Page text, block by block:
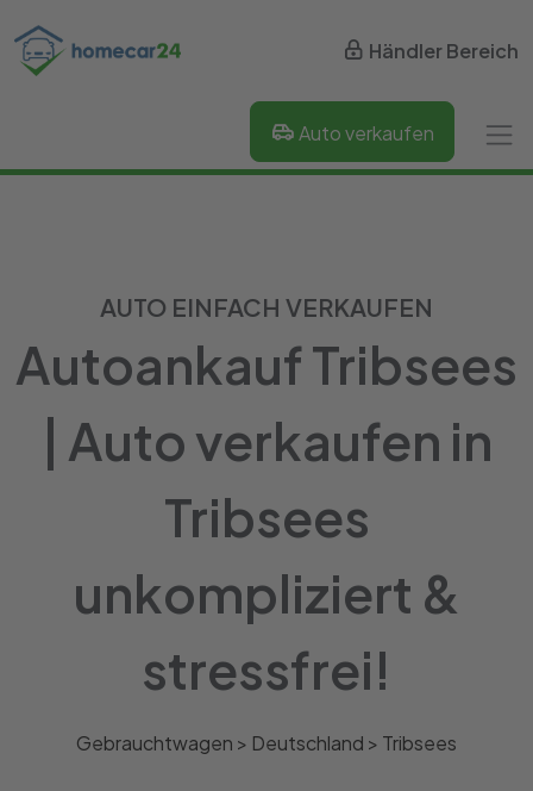
Händler Bereich
Auto verkaufen
AUTO EINFACH VERKAUFEN
Autoankauf Tribsees
| Auto verkaufen in
Tribsees
unkompliziert &
stressfrei!
Gebrauchtwagen > Deutschland > Tribsees